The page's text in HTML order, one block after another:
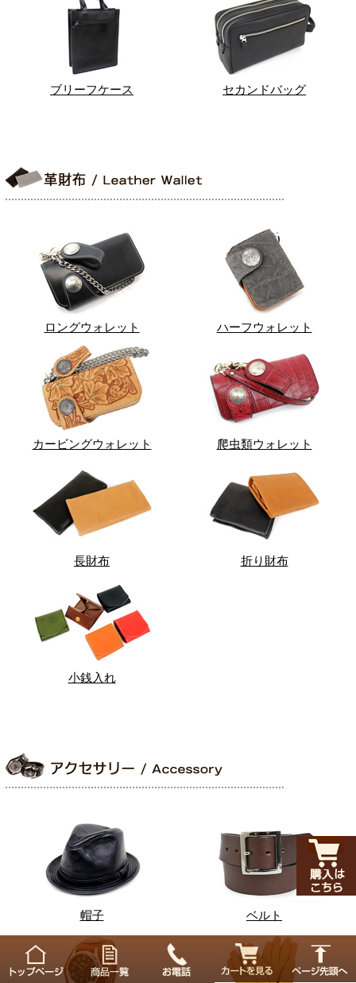
ブリーフケース セカンドバッグ
ロングウォレット ハーフウォレット
カービングウォレット 爬虫類ウォレット
長財布 折り財布
小銭入れ
帽子 ベルト